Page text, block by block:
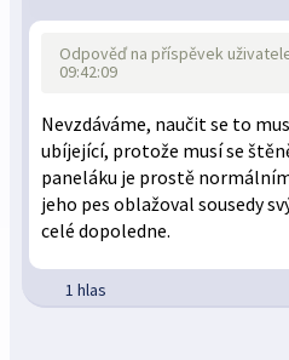
Odpověď na příspěvek
09:42:09
Nevzdáváme, naučit se to
ubíjející, protože musí se
paneláku je prostě
jeho pes oblažoval sousedy
celé dopoledne.
1 hlas